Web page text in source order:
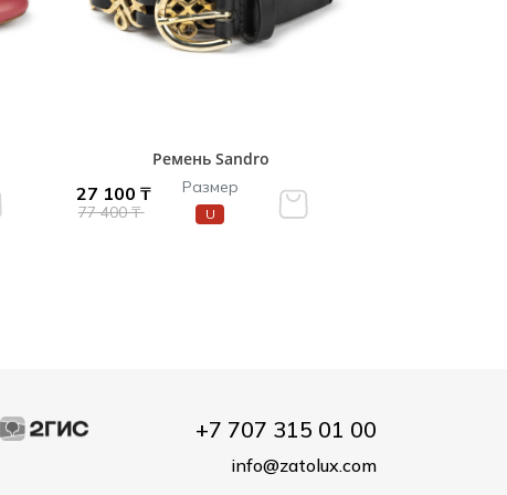
Ремень Sandro
27 100 ₸
77 400 ₸
Размер
U
+7 707 315 01 00
info@zatolux.com